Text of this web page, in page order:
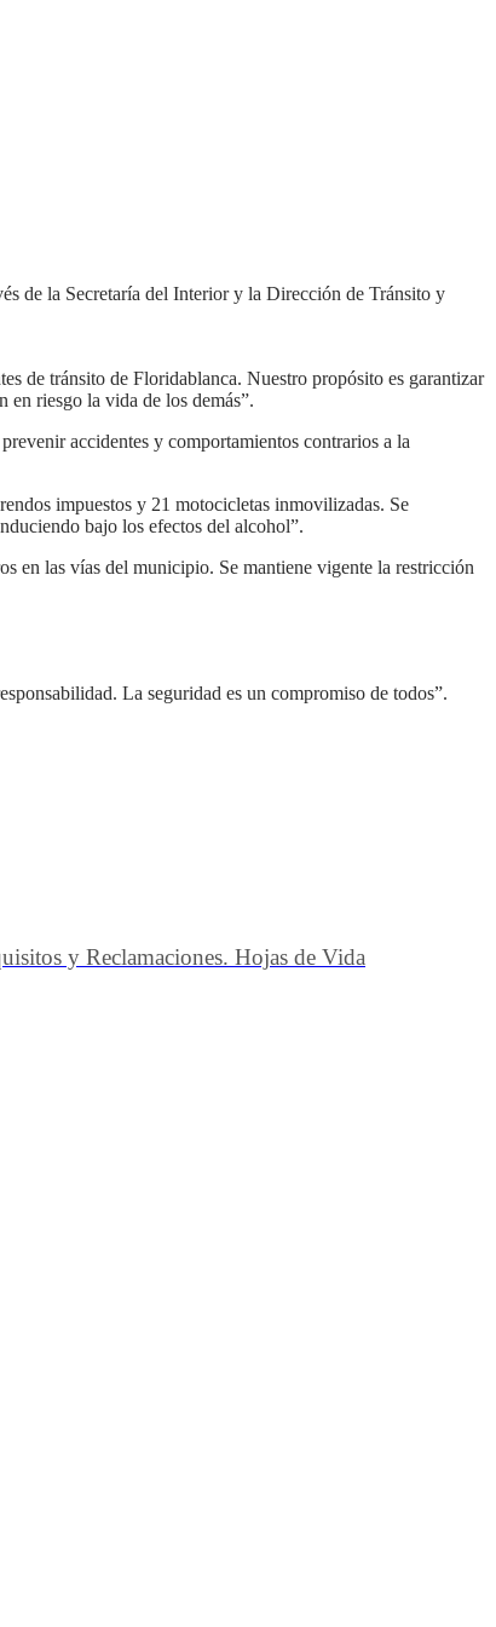
de la Secretaría del Interior y la Dirección de Tránsito y
de tránsito de Floridablanca. Nuestro propósito es garantizar
en riesgo la vida de los demás”.
accidentes y comportamientos contrarios a la
impuestos y 21 motocicletas inmovilizadas. Se
bajo los efectos del alcohol”.
en las vías del municipio. Se mantiene vigente la restricción
La seguridad es un compromiso de todos”.
y Reclamaciones. Hojas de Vida